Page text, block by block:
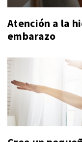
Atención a la
embarazo